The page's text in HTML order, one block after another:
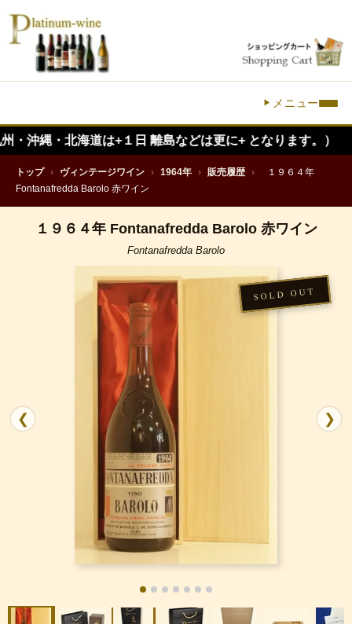
メニュー
道は+１日 離島などは更に+ となります。）
トップ › ヴィンテージワイン › 1964年 › 販売履歴 ›
１９６４年
Fontanafredda Barolo 赤ワイン
１９６４年 Fontanafredda Barolo 赤ワイン
Fontanafredda Barolo
❮ ❯